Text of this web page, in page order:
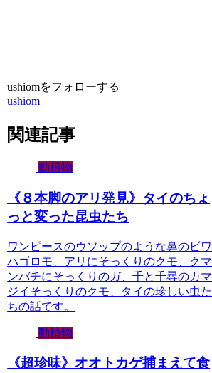
ushiomをフォローする
ushiom
関連記事
動植物
《８本脚のアリ発見》タイのちょ
っと変った昆虫たち
ワンピースのウソップのような鼻のビワ
ハゴロモ、アリにそっくりのクモ、クマ
ンバチにそっくりのガ、千と千尋のカマ
ジイそっくりのクモ、タイの珍しい虫た
ちの話です。
動植物
《超珍味》オオトカゲ捕まえて食